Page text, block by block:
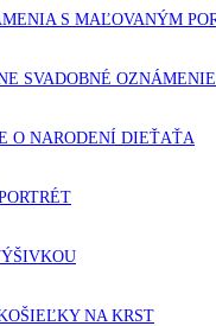
S MAĽOVANÝM
SVADOBNÉ OZNÁMENIE
O NARODENÍ DIEŤAŤA
NA KRST